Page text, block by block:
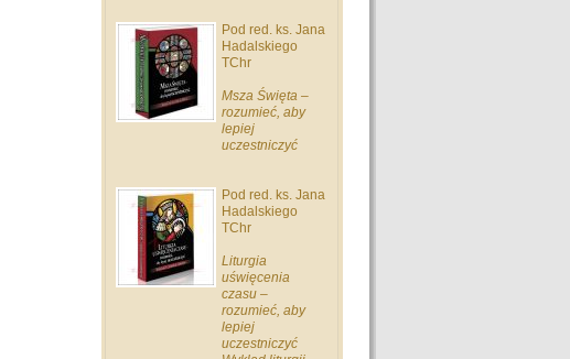
Pod red. ks. Jana
Hadalskiego
TChr
Msza Święta –
rozumieć, aby
lepiej
uczestniczyć
Pod red. ks. Jana
Hadalskiego
TChr
Liturgia
uświęcenia
czasu –
rozumieć, aby
lepiej
uczestniczyć